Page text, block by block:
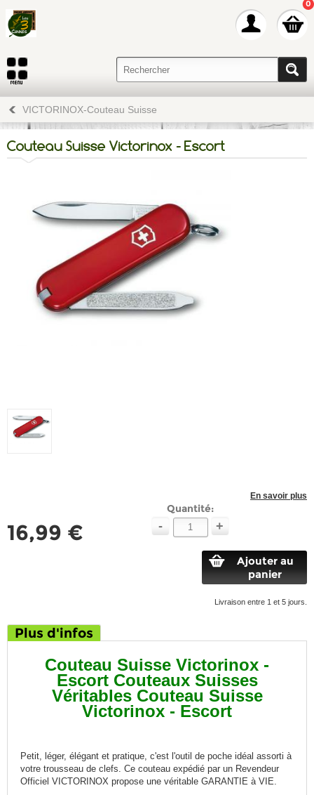
0
VICTORINOX-Couteau Suisse
Couteau Suisse Victorinox - Escort
En savoir plus
16,99 €
Quantité:
- +
Ajouter au
panier
Livraison entre 1 et 5 jours.
Plus d'infos
Couteau Suisse Victorinox -
Escort Couteaux Suisses
Véritables Couteau Suisse
Victorinox - Escort
Petit, léger, élégant et pratique, c'est l'outil de poche idéal assorti à
votre trousseau de clefs. Ce couteau expédié par un Revendeur
Officiel VICTORINOX propose une véritable GARANTIE à VIE.